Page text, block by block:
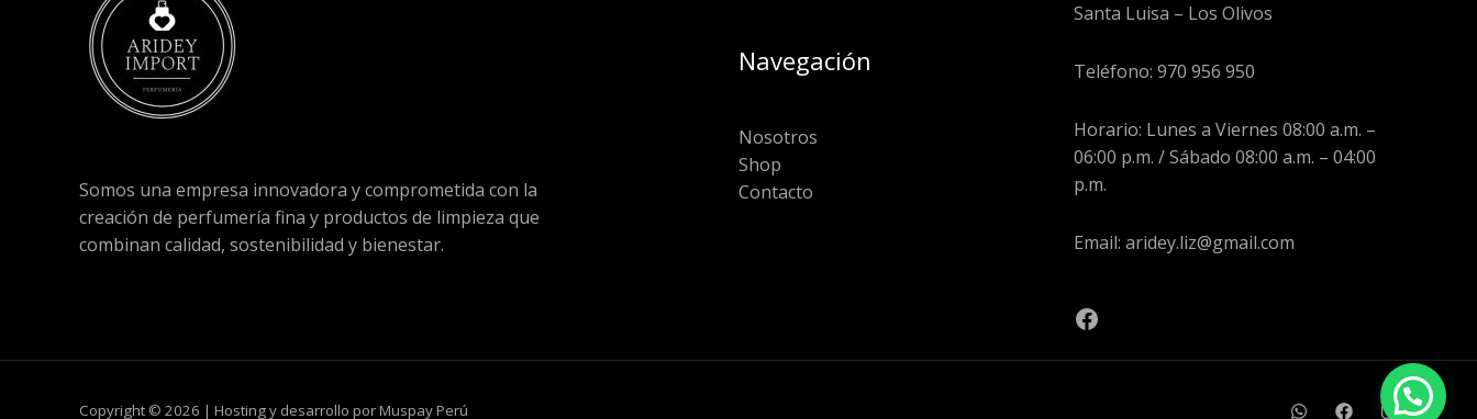
Somos una empresa innovadora y comprometida con la
creación de perfumería fina y productos de limpieza que
combinan calidad, sostenibilidad y bienestar.
Navegación
Nosotros
Shop
Contacto
Santa Luisa – Los Olivos
Teléfono: 970 956 950
Horario: Lunes a Viernes 08:00 a.m. –
06:00 p.m. / Sábado 08:00 a.m. – 04:00
p.m.
Email: aridey.liz@gmail.com
Copyright © 2026 | Hosting y desarrollo por Muspay Perú